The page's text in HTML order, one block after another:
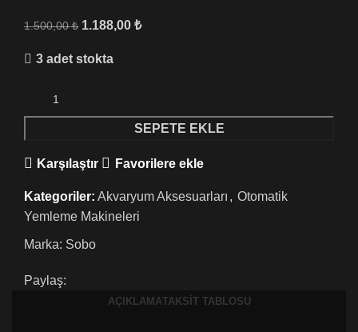
1.500,00₺ 1.188,00 ₺
3 adet stokta
SEPETE EKLE
Karşılaştır Favorilere ekle
Kategoriler: Akvaryum Aksesuarları , Otomatik
Yemleme Makineleri
Marka: Sobo
Paylaş:
AÇIKLAMATAKSIT TABLOSU